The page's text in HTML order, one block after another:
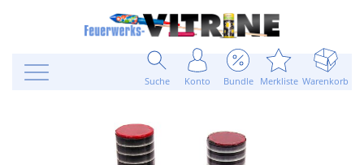
Suche Konto Bundle Merkliste Warenkorb